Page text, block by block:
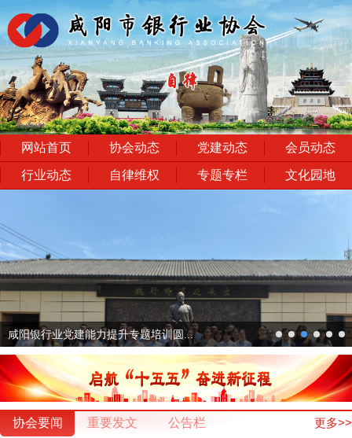
网站首页 协会动态 党建动态 会员动态
行业动态 自律维权 专题专栏 文化园地
咸阳银行业党建能力提升专题培训圆...
协会要闻 重要发文 公告栏 更多>>